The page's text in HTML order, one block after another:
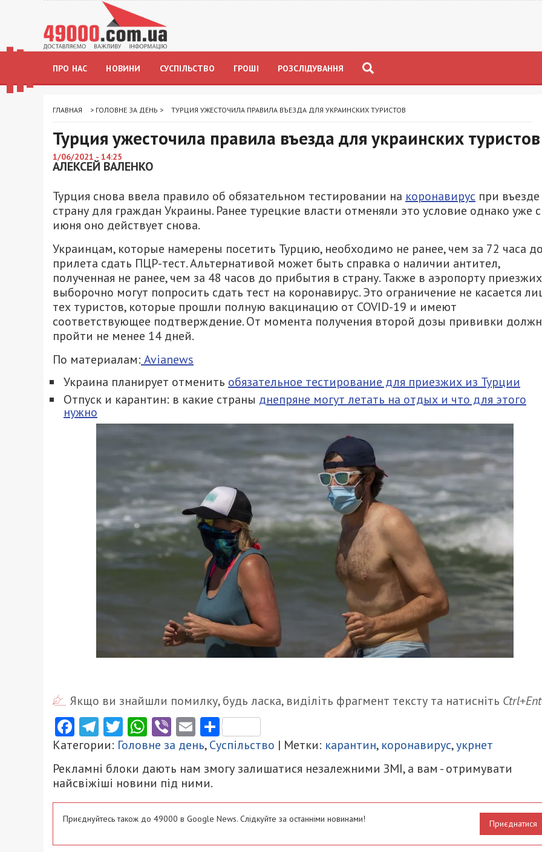
ПРО НАС НОВИНИ СУСПІЛЬСТВО ГРОШІ РОЗСЛІДУВАННЯ
ГЛАВНАЯ > ГОЛОВНЕ ЗА ДЕНЬ > ТУРЦИЯ УЖЕСТОЧИЛА ПРАВИЛА ВЪЕЗДА ДЛЯ УКРАИНСКИХ ТУРИСТОВ
Турция ужесточила правила въезда для украинских туристов
1/06/2021 - 14:25
АЛЕКСЕЙ ВАЛЕНКО
Турция снова ввела правило об обязательном тестировании на коронавирус при
страну для граждан Украины. Ранее турецкие власти отменяли это условие однако уже
июня оно действует снова.
Украинцам, которые намерены посетить Турцию, необходимо не ранее, чем за 72 часа до
прилета сдать ПЦР-тест. Альтернативой может быть справка о наличии антител,
полученная не ранее, чем за 48 часов до прибытия в страну. Также в аэропорту приезжих
выборочно могут попросить сдать тест на коронавирус. Это ограничение не касается
тех туристов, которые прошли полную вакцинацию от COVID-19 и имеют
соответствующее подтверждение. От момента получения второй дозы прививки
пройти не менее 14 дней.
По материалам: Avianews
Украина планирует отменить обязательное тестирование для приезжих из Турции
Отпуск и карантин: в какие страны днепряне могут летать на отдых и что для этого
нужно
Якщо ви знайшли помилку, будь ласка, виділіть фрагмент тексту та натисніть
Facebook
Telegram
Twitter
WhatsApp
ViberEmailПоділитися
Категории: Головне за день,Суспільство | Метки: карантин, коронавирус,укрнет
Рекламні блоки дають нам змогу залишатися незалежними ЗМІ, а вам - отримувати
найсвіжіші новини під ними.
Приєднуйтесь також до 49000 в Google News. Слідкуйте за останніми новинами! Приєднатися